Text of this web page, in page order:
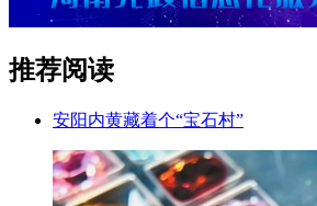
推荐阅读
安阳内黄藏着个“宝石村”